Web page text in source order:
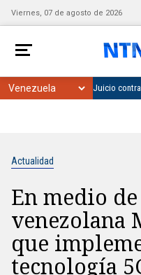
Viernes, 07 de agosto de 2026
Juicio
Actualidad
En medio
venezolana
que
tecnología